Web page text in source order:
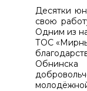
Десятки
свою
Одним из
ТОС